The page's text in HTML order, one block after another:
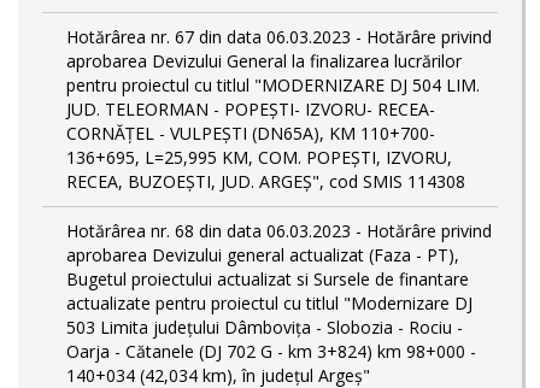
Hotărârea nr. 67 din data 06.03.2023 - Hotărâre privind
aprobarea Devizului General la finalizarea lucrărilor
pentru proiectul cu titlul "MODERNIZARE DJ 504 LIM.
JUD. TELEORMAN - POPEŞTI- IZVORU- RECEA-
CORNĂŢEL - VULPEŞTI (DN65A), KM 110+700-
136+695, L=25,995 KM, COM. POPEŞTI, IZVORU,
RECEA, BUZOEŞTI, JUD. ARGEŞ", cod SMIS 114308
Hotărârea nr. 68 din data 06.03.2023 - Hotărâre privind
aprobarea Devizului general actualizat (Faza - PT),
Bugetul proiectului actualizat si Sursele de finantare
actualizate pentru proiectul cu titlul "Modernizare DJ
503 Limita județului Dâmbovița - Slobozia - Rociu -
Oarja - Cătanele (DJ 702 G - km 3+824) km 98+000 -
140+034 (42,034 km), în județul Argeș"